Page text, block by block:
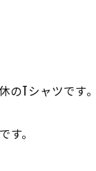
Tシャツです。
。